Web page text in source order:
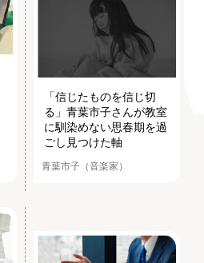
「信じたものを信じ切
る」青葉市子さんが教室
に馴染めない思春期を過
ごし見つけた軸
青葉市子（音楽家）